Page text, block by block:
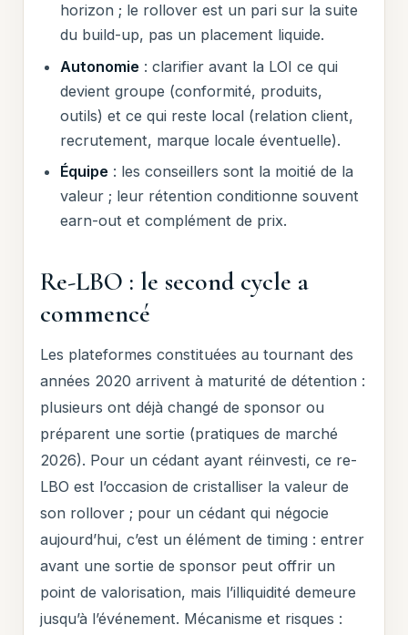
horizon ; le rollover est un pari sur la suite
du build-up, pas un placement liquide.
Autonomie: clarifier avant la LOI ce qui
devient groupe (conformité, produits,
outils) et ce qui reste local (relation client,
recrutement, marque locale éventuelle).
Équipe: les conseillers sont la moitié de la
valeur ; leur rétention conditionne souvent
earn-out et complément de prix.
Re-LBO : le second cycle a
commencé
Les plateformes constituées au tournant des
années 2020 arrivent à maturité de détention :
plusieurs ont déjà changé de sponsor ou
préparent une sortie (pratiques de marché
2026). Pour un cédant ayant réinvesti, ce re-
LBO est l’occasion de cristalliser la valeur de
son rollover ; pour un cédant qui négocie
aujourd’hui, c’est un élément de timing : entrer
avant une sortie de sponsor peut offrir un
point de valorisation, mais l’illiquidité demeure
jusqu’à l’événement. Mécanisme et risques :